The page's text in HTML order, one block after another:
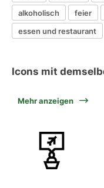
alkoholisch
feier
essen und restaurant
Icons mit
Mehr anzeigen